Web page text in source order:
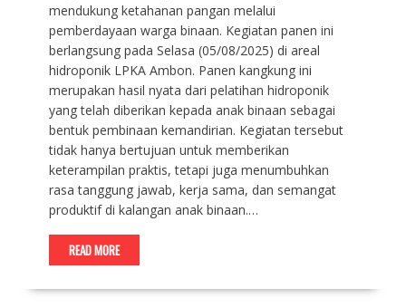
mendukung ketahanan pangan melalui
pemberdayaan warga binaan. Kegiatan panen ini
berlangsung pada Selasa (05/08/2025) di areal
hidroponik LPKA Ambon. Panen kangkung ini
merupakan hasil nyata dari pelatihan hidroponik
yang telah diberikan kepada anak binaan sebagai
bentuk pembinaan kemandirian. Kegiatan tersebut
tidak hanya bertujuan untuk memberikan
keterampilan praktis, tetapi juga menumbuhkan
rasa tanggung jawab, kerja sama, dan semangat
produktif di kalangan anak binaan.…
READ MORE